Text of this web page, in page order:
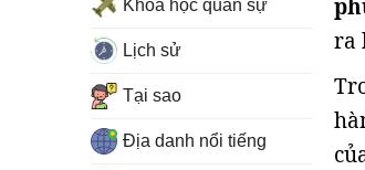
ra
Khoa học quân sự
Lịch sử
Tại sao
Địa danh nổi tiếng